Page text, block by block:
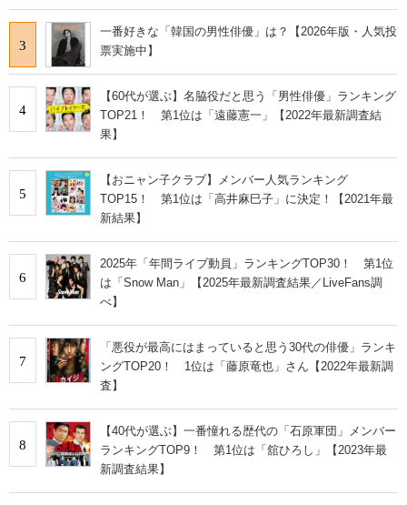
3
一番好きな「韓国の男性俳優」は？【2026年版・人気投
票実施中】
4
【60代が選ぶ】名脇役だと思う「男性俳優」ランキング
TOP21！ 第1位は「遠藤憲一」【2022年最新調査結
果】
5
【おニャン子クラブ】メンバー人気ランキング
TOP15！ 第1位は「高井麻巳子」に決定！【2021年最
新結果】
6
2025年「年間ライブ動員」ランキングTOP30！ 第1位
は「Snow Man」【2025年最新調査結果／LiveFans調
べ】
7
「悪役が最高にはまっていると思う30代の俳優」ランキ
ングTOP20！ 1位は「藤原竜也」さん【2022年最新調
査】
8
【40代が選ぶ】一番憧れる歴代の「石原軍団」メンバー
ランキングTOP9！ 第1位は「舘ひろし」【2023年最
新調査結果】